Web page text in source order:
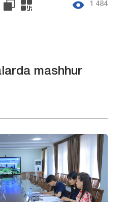
1 484
mashhur